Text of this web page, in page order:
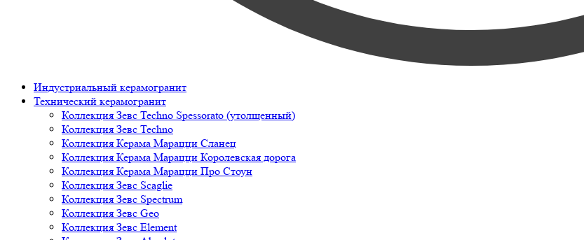
Индустриальный керамогранит
Технический керамогранит
Коллекция Зевс Techno Spessorato (утолщенный)
Коллекция Зевс Techno
Коллекция Керама Марацци Сланец
Коллекция Керама Марацци Королевская дорога
Коллекция Керама Марацци Про Стоун
Коллекция Зевс Scaglie
Коллекция Зевс Spectrum
Коллекция Зевс Geo
Коллекция Зевс Element